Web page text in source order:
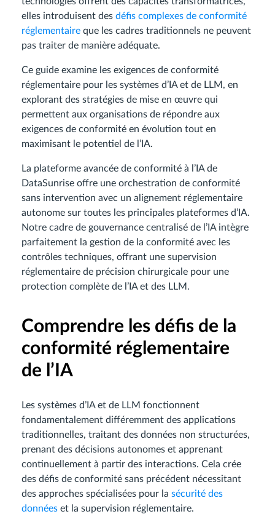
elles introduisent des défis complexes de conformité
réglementaire que les cadres traditionnels ne peuvent
pas traiter de manière adéquate.
Ce guide examine les exigences de conformité
réglementaire pour les systèmes d’IA et de LLM, en
explorant des stratégies de mise en œuvre qui
permettent aux organisations de répondre aux
exigences de conformité en évolution tout en
maximisant le potentiel de l’IA.
La plateforme avancée de conformité à l’IA de
DataSunrise offre une orchestration de conformité
sans intervention avec un alignement réglementaire
autonome sur toutes les principales plateformes d’IA.
Notre cadre de gouvernance centralisé de l’IA intègre
parfaitement la gestion de la conformité avec les
contrôles techniques, offrant une supervision
réglementaire de précision chirurgicale pour une
protection complète de l’IA et des LLM.
Comprendre les défis de la
conformité réglementaire
de l’IA
Les systèmes d’IA et de LLM fonctionnent
fondamentalement différemment des applications
traditionnelles, traitant des données non structurées,
prenant des décisions autonomes et apprenant
continuellement à partir des interactions. Cela crée
des défis de conformité sans précédent nécessitant
des approches spécialisées pour la sécurité des
données et la supervision réglementaire.